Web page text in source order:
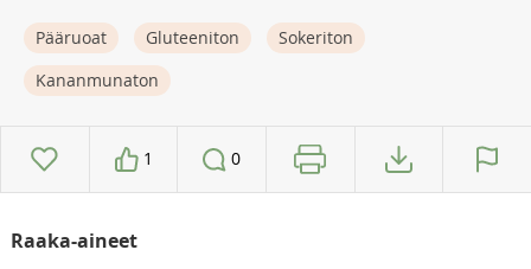
Pääruoat Gluteeniton
Sokeriton
Kananmunaton
1 0
Raaka-aineet